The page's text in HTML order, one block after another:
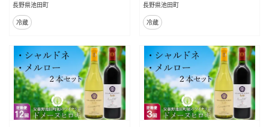
長野県池田町
冷蔵
長野県池田町
冷蔵